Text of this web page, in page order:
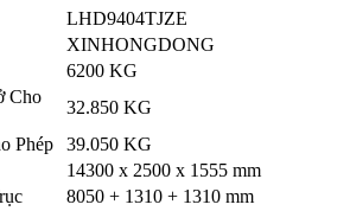
LHD9404TJZE
XINHONGDONG
6200 KG
Cho
32.850 KG
Phép
39.050 KG
14300 x 2500 x 1555 mm
8050 + 1310 + 1310 mm